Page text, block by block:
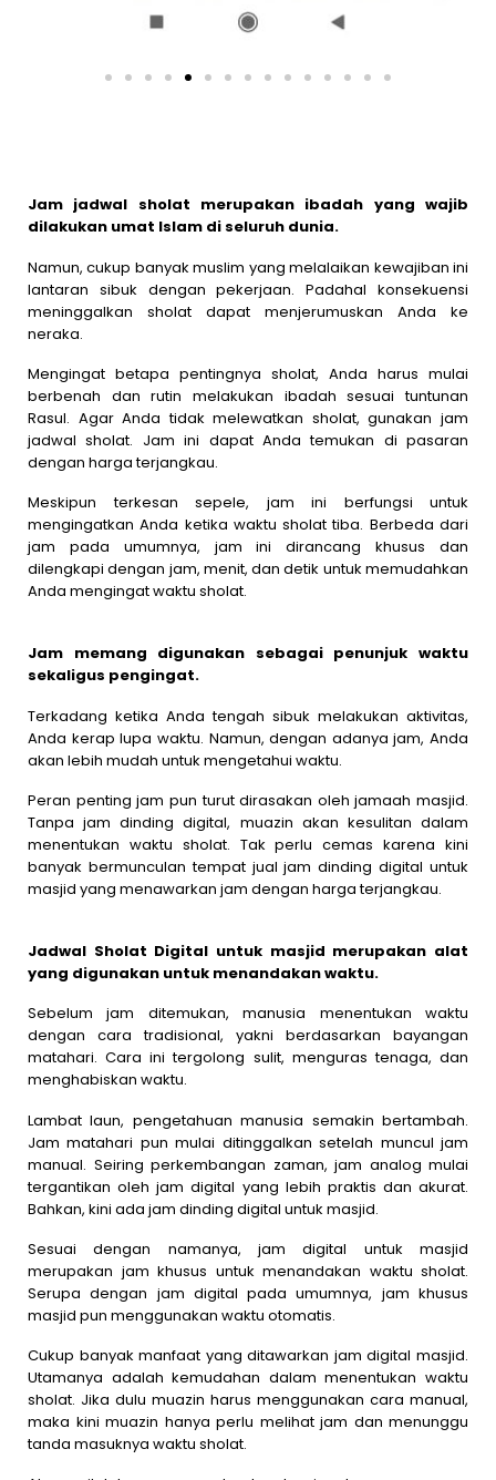
Jam jadwal sholat merupakan ibadah yang wajib
dilakukan umat Islam di seluruh dunia.
Namun, cukup banyak muslim yang melalaikan kewajiban ini
lantaran sibuk dengan pekerjaan. Padahal konsekuensi
meninggalkan sholat dapat menjerumuskan Anda ke
neraka.
Mengingat betapa pentingnya sholat, Anda harus mulai
berbenah dan rutin melakukan ibadah sesuai tuntunan
Rasul. Agar Anda tidak melewatkan sholat, gunakan jam
jadwal sholat. Jam ini dapat Anda temukan di pasaran
dengan harga terjangkau.
Meskipun terkesan sepele, jam ini berfungsi untuk
mengingatkan Anda ketika waktu sholat tiba. Berbeda dari
jam pada umumnya, jam ini dirancang khusus dan
dilengkapi dengan jam, menit, dan detik untuk memudahkan
Anda mengingat waktu sholat.
Jam memang digunakan sebagai penunjuk waktu
sekaligus pengingat.
Terkadang ketika Anda tengah sibuk melakukan aktivitas,
Anda kerap lupa waktu. Namun, dengan adanya jam, Anda
akan lebih mudah untuk mengetahui waktu.
Peran penting jam pun turut dirasakan oleh jamaah masjid.
Tanpa jam dinding digital, muazin akan kesulitan dalam
menentukan waktu sholat. Tak perlu cemas karena kini
banyak bermunculan tempat jual jam dinding digital untuk
masjid yang menawarkan jam dengan harga terjangkau.
Jadwal Sholat Digital untuk masjid merupakan alat
yang digunakan untuk menandakan waktu.
Sebelum jam ditemukan, manusia menentukan waktu
dengan cara tradisional, yakni berdasarkan bayangan
matahari. Cara ini tergolong sulit, menguras tenaga, dan
menghabiskan waktu.
Lambat laun, pengetahuan manusia semakin bertambah.
Jam matahari pun mulai ditinggalkan setelah muncul jam
manual. Seiring perkembangan zaman, jam analog mulai
tergantikan oleh jam digital yang lebih praktis dan akurat.
Bahkan, kini ada jam dinding digital untuk masjid.
Sesuai dengan namanya, jam digital untuk masjid
merupakan jam khusus untuk menandakan waktu sholat.
Serupa dengan jam digital pada umumnya, jam khusus
masjid pun menggunakan waktu otomatis.
Cukup banyak manfaat yang ditawarkan jam digital masjid.
Utamanya adalah kemudahan dalam menentukan waktu
sholat. Jika dulu muazin harus menggunakan cara manual,
maka kini muazin hanya perlu melihat jam dan menunggu
tanda masuknya waktu sholat.